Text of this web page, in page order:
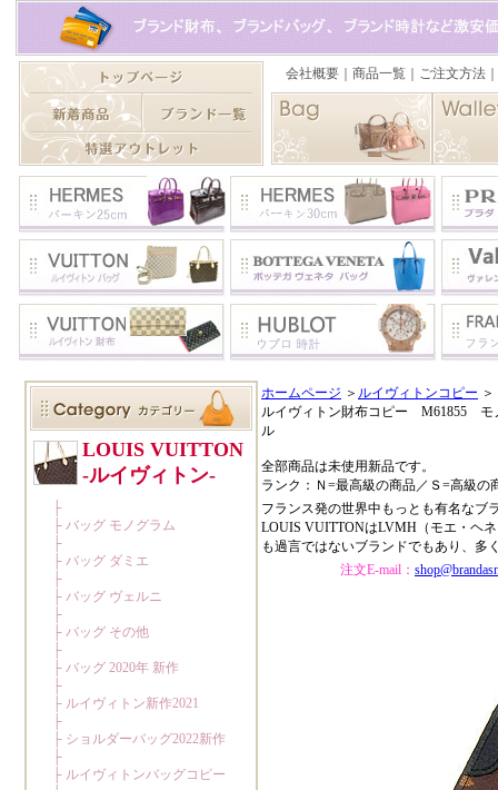
ホームページ ＞ ルイヴィトンコピー ＞
ルイヴィトン財布コピー M61855
ル
全部商品は未使用新品です。
ランク：Ｎ=最高級の商品／Ｓ=高級の
フランス発の世界中もっとも有名なブ
LOUIS VUITTONはLVMH（モエ・ヘ
も過言ではないブランドでもあり、多
注文E-mail：